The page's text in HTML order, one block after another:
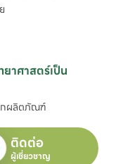
าศาสตร์เป็น
กผลิตภัณฑ์
ติดต่อ
ผู้เชี่ยวชาญ